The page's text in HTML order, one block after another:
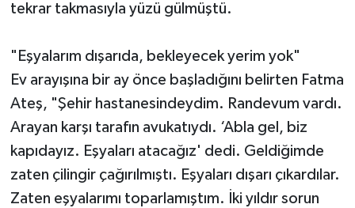
tekrar takmasıyla yüzü gülmüştü.
"Eşyalarım dışarıda, bekleyecek yerim yok"
Ev arayışına bir ay önce başladığını belirten Fatma
Ateş, "Şehir hastanesindeydim. Randevum vardı.
Arayan karşı tarafın avukatıydı. ‘Abla gel, biz
kapıdayız. Eşyaları atacağız' dedi. Geldiğimde
zaten çilingir çağırılmıştı. Eşyaları dışarı çıkardılar.
Zaten eşyalarımı toparlamıştım. İki yıldır sorun